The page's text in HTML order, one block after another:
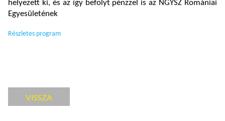
helyezett ki, és az így befolyt pénzzel is az NGYSZ Romániai
Egyesületének
Részletes program
VISSZA